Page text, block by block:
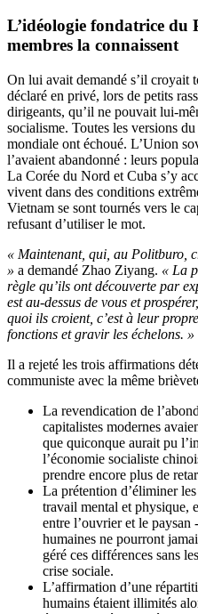
L’idéologie fondatrice du
membres la connaissent
On lui avait demandé s’il croyait
déclaré en privé, lors de petits
dirigeants, qu’il ne pouvait lui-
socialisme. Toutes les versions
mondiale ont échoué. L’Union
l’avaient abandonné : leurs
La Corée du Nord et Cuba s’y
vivent dans des conditions
Vietnam se sont tournés vers le
refusant d’utiliser le mot.
« Maintenant, qui, au Politburo,
» a demandé Zhao Ziyang. « La
règle qu’ils ont découverte par
est au-dessus de vous et
quoi ils croient, c’est à leur
fonctions et gravir les échelons. »
Il a rejeté les trois affirmations
communiste avec la même
La revendication de
capitalistes modernes
que quiconque aurait pu
l’économie socialiste
prendre encore plus de
La prétention d’éliminer
travail mental et physique,
entre l’ouvrier et le paysan
humaines ne pourront
géré ces différences sans
crise sociale.
L’affirmation d’une
humains étaient illimités